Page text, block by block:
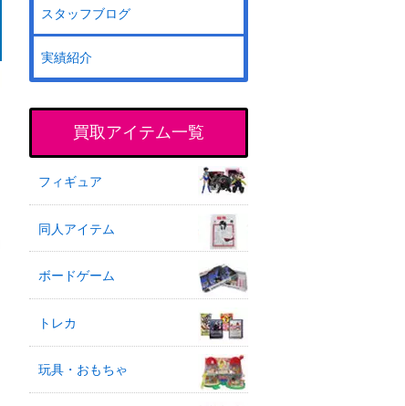
スタッフブログ
実績紹介
買取アイテム一覧
フィギュア
同人アイテム
ボードゲーム
トレカ
玩具・おもちゃ